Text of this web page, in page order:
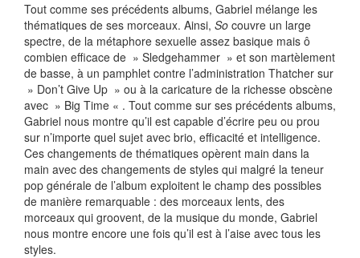
Tout comme ses précédents albums, Gabriel mélange les
thématiques de ses morceaux. Ainsi, So couvre un large
spectre, de la métaphore sexuelle assez basique mais ô
combien efficace de » Sledgehammer » et son martèlement
de basse, à un pamphlet contre l’administration Thatcher sur
» Don’t Give Up » ou à la caricature de la richesse obscène
avec » Big Time « . Tout comme sur ses précédents albums,
Gabriel nous montre qu’il est capable d’écrire peu ou prou
sur n’importe quel sujet avec brio, efficacité et intelligence.
Ces changements de thématiques opèrent main dans la
main avec des changements de styles qui malgré la teneur
pop générale de l’album exploitent le champ des possibles
de manière remarquable : des morceaux lents, des
morceaux qui groovent, de la musique du monde, Gabriel
nous montre encore une fois qu’il est à l’aise avec tous les
styles.